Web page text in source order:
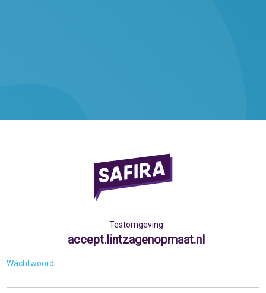
Testomgeving
accept.lintzagenopmaat.nl
Wachtwoord